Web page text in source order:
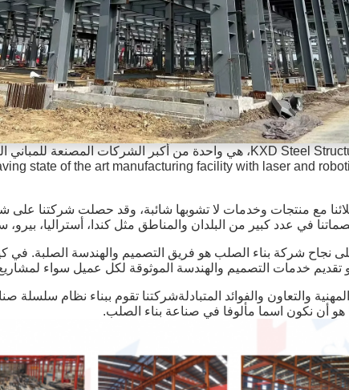
state of the art manufacturing facility with laser and
في عدد كبير من البلدان والمناطق مثل كندا، أستراليا، بيرو، سريلانكا،
خدمات التصميم والهندسة الموثوقة لكل عميل سواء لمشاريع
والتعاون والفوائد المتبادلةشركتنا تقوم ببناء نظام سلسلة
هو أن نكون اسما مألوفا في صناعة بناء الصلب.